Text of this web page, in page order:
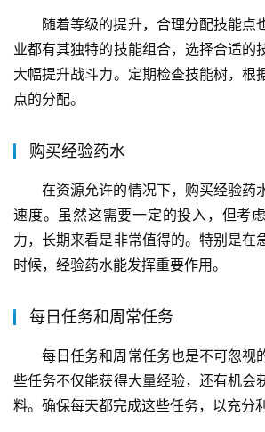
随着等级的提升，合理分配技能点
业都有其独特的技能组合，选择合适的
大幅提升战斗力。定期检查技能树，根
点的分配。
购买经验药水
在资源允许的情况下，购买经验药
速度。虽然这需要一定的投入，但考
力，长期来看是非常值得的。特别是在
时候，经验药水能发挥重要作用。
每日任务和周常任务
每日任务和周常任务也是不可忽视
些任务不仅能获得大量经验，还有机会
料。确保每天都完成这些任务，以充分